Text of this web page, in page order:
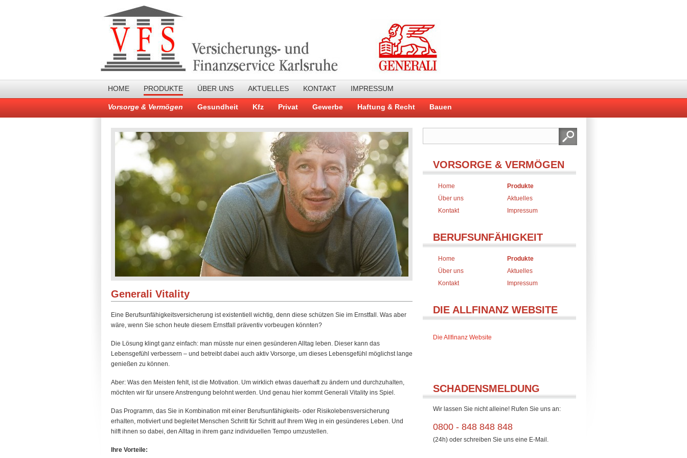
HOME PRODUKTE
Vorsorge & Vermögen Gesundheit Kfz Privat Gewerbe Haftung & Recht Bauen
ÜBER UNS AKTUELLES KONTAKT IMPRESSUM
Generali Vitality
Eine Berufsunfähigkeitsversicherung ist existentiell wichtig, denn diese schützen Sie im Ernstfall. Was aber
wäre, wenn Sie schon heute diesem Ernstfall präventiv vorbeugen könnten?
Die Lösung klingt ganz einfach: man müsste nur einen gesünderen Alltag leben. Dieser kann das
Lebensgefühl verbessern – und betreibt dabei auch aktiv Vorsorge, um dieses Lebensgefühl möglichst lange
genießen zu können.
Aber: Was den Meisten fehlt, ist die Motivation. Um wirklich etwas dauerhaft zu ändern und durchzuhalten,
möchten wir für unsere Anstrengung belohnt werden. Und genau hier kommt Generali Vitality ins Spiel.
Das Programm, das Sie in Kombination mit einer Berufsunfähigkeits- oder Risikolebensversicherung
erhalten, motiviert und begleitet Menschen Schritt für Schritt auf Ihrem Weg in ein gesünderes Leben. Und
hilft ihnen so dabei, den Alltag in ihrem ganz individuellen Tempo umzustellen.
Ihre Vorteile:
VORSORGE & VERMÖGEN
Home
Produkte
Über uns
Aktuelles
Kontakt
Impressum
BERUFSUNFÄHIGKEIT
Home
Produkte
Über uns
Aktuelles
Kontakt
Impressum
DIE ALLFINANZ WEBSITE
Die Allfinanz Website
SCHADENSMELDUNG
Wir lassen Sie nicht alleine! Rufen Sie uns an:
0800 - 848 848 848
(24h) oder schreiben Sie uns eine E-Mail.